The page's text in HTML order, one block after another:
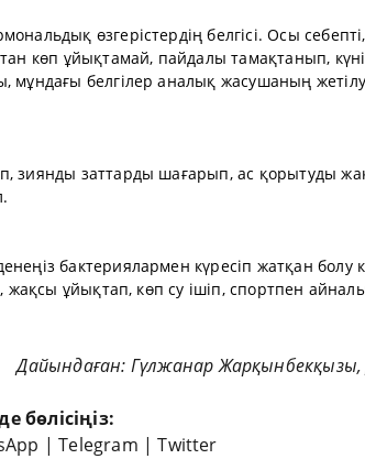
өзгерістердің белгісі. Осы
көп ұйықтамай, пайдалы тамақтанып,
мұндағы белгілер аналық жасушаның
зиянды заттарды шағарып, ас қорытуды
бактериялармен күресіп жатқан болу
жақсы ұйықтап, көп су ішіп, спортпен
Дайындаған: Гүлжанар Жарқынбекқызы,
бөлісіңіз:
|Telegram |Twitter